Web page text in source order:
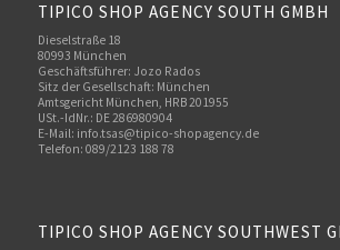
TIPICO SHOP AGENCY SOUTH GMBH
Dieselstraße 18
80993 München
Geschäftsführer: Jozo Rados
Sitz der Gesellschaft: München
Amtsgericht München, HRB 201955
USt.-IdNr.: DE 286980904
E-Mail: info.tsas@tipico-shopagency.de
Telefon: 089/2123 188 78
TIPICO SHOP AGENCY SOUTHWEST